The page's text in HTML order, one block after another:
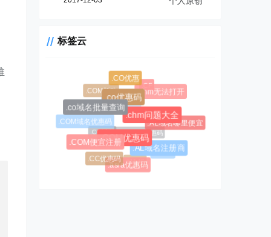
标签云
#1045
#1146
$0.99超级优惠码
.AL域名
.AL域名哪里便宜
.AL域名注册商
.asia优惠码
.CC优惠码
.CC域名
.CC域名注册
.CF
.chm无法打开
.chm问题大全
.COM优惠码
.COM便宜注册
.COM域名优惠码
.COM新购
.CO优惠
.co优惠码
.co域名批量查询